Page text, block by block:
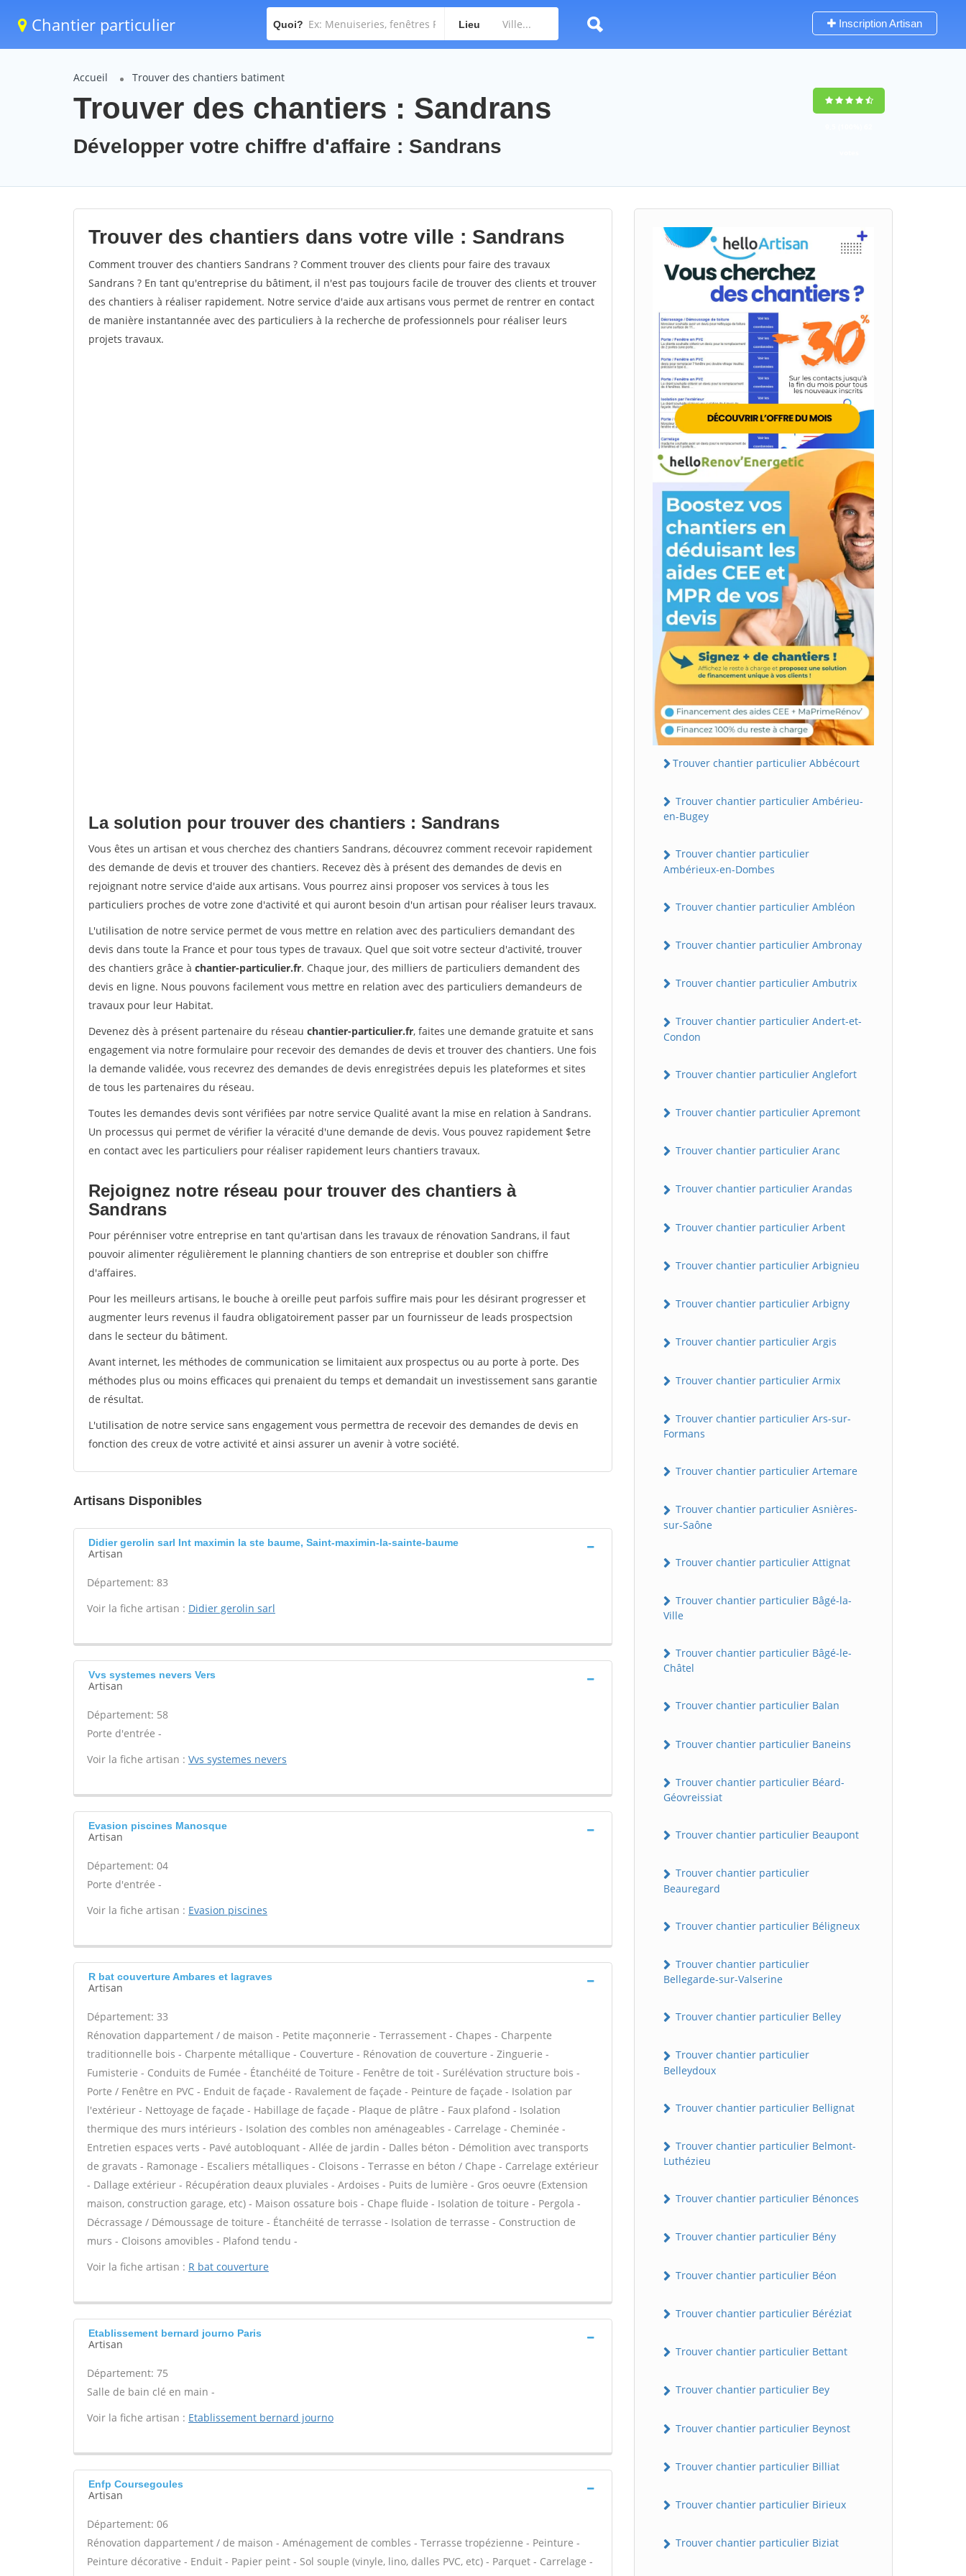
Chantier particulier Quoi? Lieu Inscription Artisan
Accueil Trouver des chantiers batiment
Trouver des chantiers : Sandrans
Développer votre chiffre d'affaire : Sandrans
Trouver des chantiers dans votre ville : Sandrans
Comment trouver des chantiers Sandrans ? Comment trouver des clients pour faire des travaux
Sandrans ? En tant qu'entreprise du bâtiment, il n'est pas toujours facile de trouver des clients et trouver
des chantiers à réaliser rapidement. Notre service d'aide aux artisans vous permet de rentrer en contact
de manière instantannée avec des particuliers à la recherche de professionnels pour réaliser leurs
projets travaux.
La solution pour trouver des chantiers : Sandrans
Vous êtes un artisan et vous cherchez des chantiers Sandrans, découvrez comment recevoir rapidement
des demande de devis et trouver des chantiers. Recevez dès à présent des demandes de devis en
rejoignant notre service d'aide aux artisans. Vous pourrez ainsi proposer vos services à tous les
particuliers proches de votre zone d'activité et qui auront besoin d'un artisan pour réaliser leurs travaux.
L'utilisation de notre service permet de vous mettre en relation avec des particuliers demandant des
devis dans toute la France et pour tous types de travaux. Quel que soit votre secteur d'activité, trouver
des chantiers grâce à chantier-particulier.fr. Chaque jour, des milliers de particuliers demandent des
devis en ligne. Nous pouvons facilement vous mettre en relation avec des particuliers demandeurs de
travaux pour leur Habitat.
Devenez dès à présent partenaire du réseau chantier-particulier.fr, faites une demande gratuite et sans
engagement via notre formulaire pour recevoir des demandes de devis et trouver des chantiers. Une fois
la demande validée, vous recevrez des demandes de devis enregistrées depuis les plateformes et sites
de tous les partenaires du réseau.
Toutes les demandes devis sont vérifiées par notre service Qualité avant la mise en relation à Sandrans.
Un processus qui permet de vérifier la véracité d'une demande de devis. Vous pouvez rapidement $etre
en contact avec les particuliers pour réaliser rapidement leurs chantiers travaux.
Rejoignez notre réseau pour trouver des chantiers à
Sandrans
Pour pérénniser votre entreprise en tant qu'artisan dans les travaux de rénovation Sandrans, il faut
pouvoir alimenter régulièrement le planning chantiers de son entreprise et doubler son chiffre
d'affaires.
Pour les meilleurs artisans, le bouche à oreille peut parfois suffire mais pour les désirant progresser et
augmenter leurs revenus il faudra obligatoirement passer par un fournisseur de leads prospectsion
dans le secteur du bâtiment.
Avant internet, les méthodes de communication se limitaient aux prospectus ou au porte à porte. Des
méthodes plus ou moins efficaces qui prenaient du temps et demandait un investissement sans garantie
de résultat.
L'utilisation de notre service sans engagement vous permettra de recevoir des demandes de devis en
fonction des creux de votre activité et ainsi assurer un avenir à votre société.
Artisans Disponibles
Didier gerolin sarl Int maximin la ste baume, Saint-maximin-la-sainte-baume
Artisan
Département: 83
Voir la fiche artisan : Didier gerolin sarl
Vvs systemes nevers Vers
Artisan
Département: 58
Porte d'entrée -
Voir la fiche artisan : Vvs systemes nevers
Evasion piscines Manosque
Artisan
Département: 04
Porte d'entrée -
Voir la fiche artisan : Evasion piscines
R bat couverture Ambares et lagraves
Artisan
Département: 33
Rénovation dappartement / de maison - Petite maçonnerie - Terrassement - Chapes - Charpente
traditionnelle bois - Charpente métallique - Couverture - Rénovation de couverture - Zinguerie -
Fumisterie - Conduits de Fumée - Étanchéité de Toiture - Fenêtre de toit - Surélévation structure bois -
Porte / Fenêtre en PVC - Enduit de façade - Ravalement de façade - Peinture de façade - Isolation par
l'extérieur - Nettoyage de façade - Habillage de façade - Plaque de plâtre - Faux plafond - Isolation
thermique des murs intérieurs - Isolation des combles non aménageables - Carrelage - Cheminée -
Entretien espaces verts - Pavé autobloquant - Allée de jardin - Dalles béton - Démolition avec transports
de gravats - Ramonage - Escaliers métalliques - Cloisons - Terrasse en béton / Chape - Carrelage extérieur
- Dallage extérieur - Récupération deaux pluviales - Ardoises - Puits de lumière - Gros oeuvre (Extension
maison, construction garage, etc) - Maison ossature bois - Chape fluide - Isolation de toiture - Pergola -
Décrassage / Démoussage de toiture - Étanchéité de terrasse - Isolation de terrasse - Construction de
murs - Cloisons amovibles - Plafond tendu -
Voir la fiche artisan : R bat couverture
Etablissement bernard journo Paris
Artisan
Département: 75
Salle de bain clé en main -
Voir la fiche artisan : Etablissement bernard journo
Enfp Coursegoules
Artisan
Département: 06
Rénovation dappartement / de maison - Aménagement de combles - Terrasse tropézienne - Peinture -
Peinture décorative - Enduit - Papier peint - Sol souple (vinyle, lino, dalles PVC, etc) - Parquet - Carrelage -
Trouver chantier particulier Abbécourt
Trouver chantier particulier Ambérieu-
en-Bugey
Trouver chantier particulier
Ambérieux-en-Dombes
Trouver chantier particulier Ambléon
Trouver chantier particulier Ambronay
Trouver chantier particulier Ambutrix
Trouver chantier particulier Andert-et-
Condon
Trouver chantier particulier Anglefort
Trouver chantier particulier Apremont
Trouver chantier particulier Aranc
Trouver chantier particulier Arandas
Trouver chantier particulier Arbent
Trouver chantier particulier Arbignieu
Trouver chantier particulier Arbigny
Trouver chantier particulier Argis
Trouver chantier particulier Armix
Trouver chantier particulier Ars-sur-
Formans
Trouver chantier particulier Artemare
Trouver chantier particulier Asnières-
sur-Saône
Trouver chantier particulier Attignat
Trouver chantier particulier Bâgé-la-
Ville
Trouver chantier particulier Bâgé-le-
Châtel
Trouver chantier particulier Balan
Trouver chantier particulier Baneins
Trouver chantier particulier Béard-
Géovreissiat
Trouver chantier particulier Beaupont
Trouver chantier particulier
Beauregard
Trouver chantier particulier Béligneux
Trouver chantier particulier
Bellegarde-sur-Valserine
Trouver chantier particulier Belley
Trouver chantier particulier
Belleydoux
Trouver chantier particulier Bellignat
Trouver chantier particulier Belmont-
Luthézieu
Trouver chantier particulier Bénonces
Trouver chantier particulier Bény
Trouver chantier particulier Béon
Trouver chantier particulier Béréziat
Trouver chantier particulier Bettant
Trouver chantier particulier Bey
Trouver chantier particulier Beynost
Trouver chantier particulier Billiat
Trouver chantier particulier Birieux
Trouver chantier particulier Biziat